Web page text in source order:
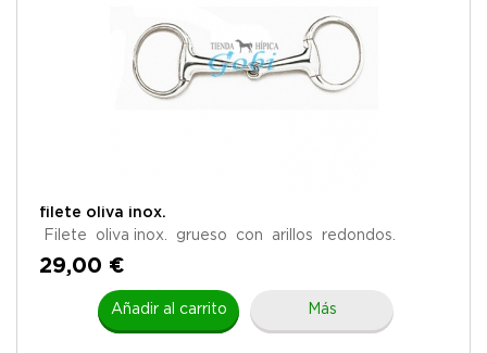
filete oliva inox.
Filete oliva inox. grueso con arillos redondos.
29,00 €
Añadir al carrito Más